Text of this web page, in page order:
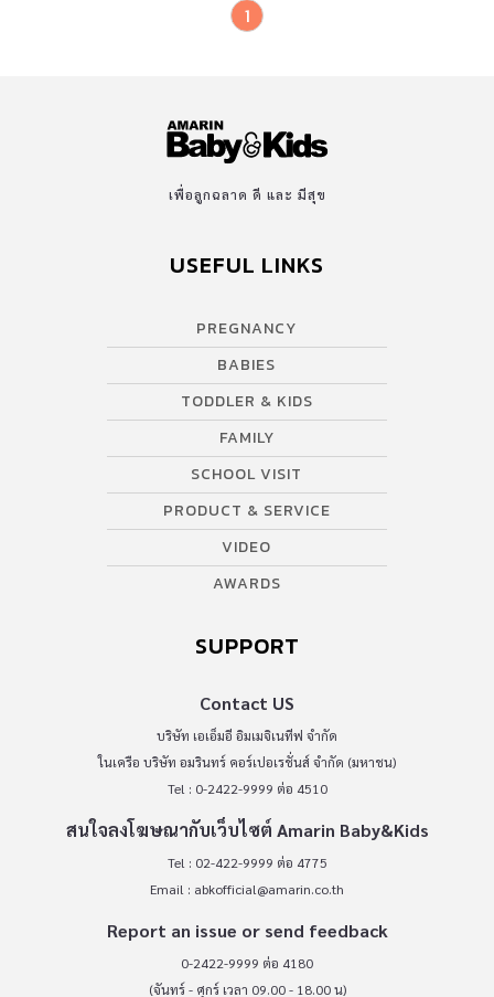
1
เพื่อลูกฉลาด ดี และ มีสุข
USEFUL LINKS
PREGNANCY
BABIES
TODDLER & KIDS
FAMILY
SCHOOL VISIT
PRODUCT & SERVICE
VIDEO
AWARDS
SUPPORT
Contact US
บริษัท เอเอ็มอี อิมเมจิเนทีฟ จำกัด
ในเครือ บริษัท อมรินทร์ คอร์เปอเรชั่นส์ จำกัด (มหาชน)
Tel : 0-2422-9999 ต่อ 4510
สนใจลงโฆษณากับเว็บไซต์ Amarin Baby&Kids
Tel : 02-422-9999 ต่อ 4775
Email : abkofficial@amarin.co.th
Report an issue or send feedback
0-2422-9999 ต่อ 4180
(จันทร์ - ศุกร์ เวลา 09.00 - 18.00 น)